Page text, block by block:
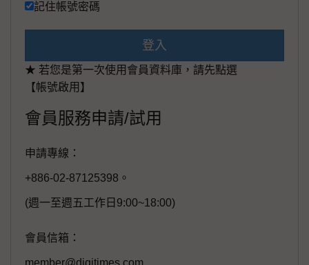
記住帳號密碼
登入
★ 若您是第一次使用會員資料庫，請先點選
【帳號啟用】
會員服務申請/試用
申請專線：
+886-02-87125398。
(週一至週五工作日9:00~18:00)
會員信箱：